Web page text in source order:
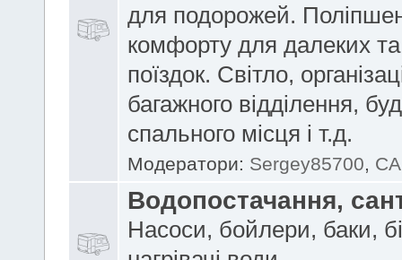
для подорожей.
комфорту для далеких
поїздок. Світло,
багажного відділення,
спального місця і т.д.
Модератори: Sergey85700,
Водопостачання,
Насоси, бойлери, баки,